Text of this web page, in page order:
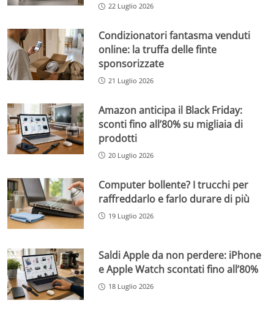
22 Luglio 2026
Condizionatori fantasma venduti
online: la truffa delle finte
sponsorizzate
21 Luglio 2026
Amazon anticipa il Black Friday:
sconti fino all’80% su migliaia di
prodotti
20 Luglio 2026
Computer bollente? I trucchi per
raffreddarlo e farlo durare di più
19 Luglio 2026
Saldi Apple da non perdere: iPhone
e Apple Watch scontati fino all’80%
18 Luglio 2026